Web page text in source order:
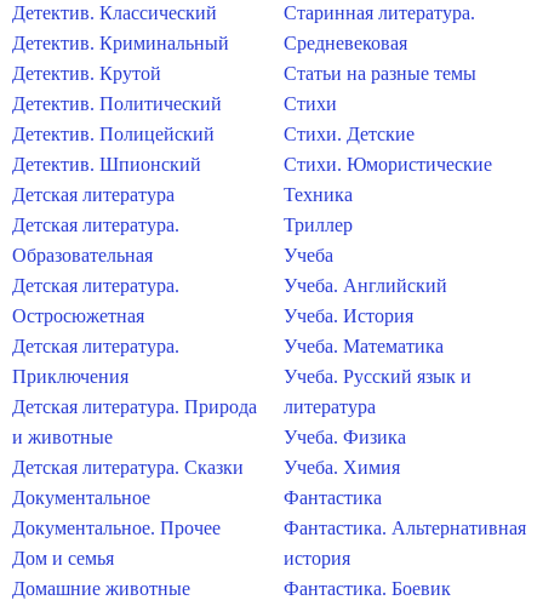
Детектив. Классический
Детектив. Криминальный
Детектив. Крутой
Детектив. Политический
Детектив. Полицейский
Детектив. Шпионский
Детская литература
Детская литература.
Образовательная
Детская литература.
Остросюжетная
Детская литература.
Приключения
Детская литература. Природа
и животные
Детская литература. Сказки
Документальное
Документальное. Прочее
Дом и семья
Домашние животные
Старинная литература.
Средневековая
Статьи на разные темы
Стихи
Стихи. Детские
Стихи. Юмористические
Техника
Триллер
Учеба
Учеба. Английский
Учеба. История
Учеба. Математика
Учеба. Русский язык и
литература
Учеба. Физика
Учеба. Химия
Фантастика
Фантастика. Альтернативная
история
Фантастика. Боевик